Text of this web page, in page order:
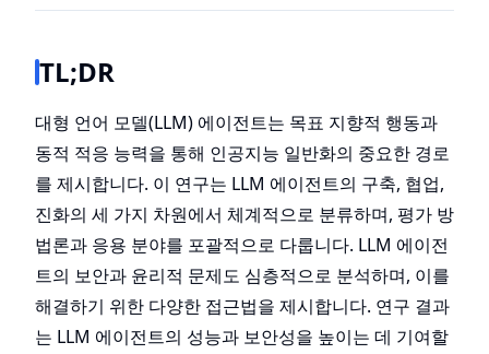
TL;DR
대형 언어 모델(LLM) 에이전트는 목표 지향적 행동과
동적 적응 능력을 통해 인공지능 일반화의 중요한 경로
를 제시합니다. 이 연구는 LLM 에이전트의 구축, 협업,
진화의 세 가지 차원에서 체계적으로 분류하며, 평가 방
법론과 응용 분야를 포괄적으로 다룹니다. LLM 에이전
트의 보안과 윤리적 문제도 심층적으로 분석하며, 이를
해결하기 위한 다양한 접근법을 제시합니다. 연구 결과
는 LLM 에이전트의 성능과 보안성을 높이는 데 기여할